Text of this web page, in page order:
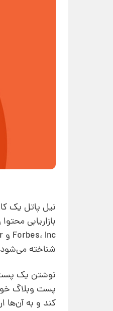
نیل پاتل یک
بازاریابی
شناخته
نوشتن یک پست
پست وبلاگ
کند و به آن‌ها